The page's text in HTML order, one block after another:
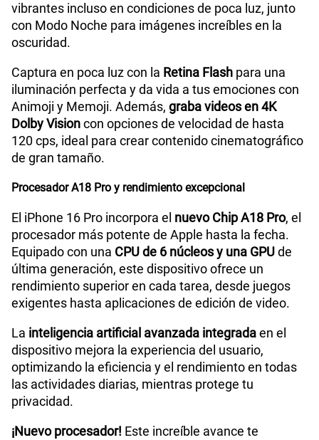
vibrantes incluso en condiciones de poca luz, junto
con Modo Noche para imágenes increíbles en la
oscuridad.
Captura en poca luz con la Retina Flash para una
iluminación perfecta y da vida a tus emociones con
Animoji y Memoji. Además, graba videos en 4K
Dolby Visioncon opciones de velocidad de hasta
120 cps, ideal para crear contenido cinematográfico
de gran tamaño.
Procesador A18 Pro y rendimiento excepcional
El iPhone 16 Pro incorpora el nuevo Chip A18 Pro, el
procesador más potente de Apple hasta la fecha.
Equipado con una CPU de 6 núcleos y una GPUde
última generación, este dispositivo ofrece un
rendimiento superior en cada tarea, desde juegos
exigentes hasta aplicaciones de edición de video.
La inteligencia artificial avanzada integradaen el
dispositivo mejora la experiencia del usuario,
optimizando la eficiencia y el rendimiento en todas
las actividades diarias, mientras protege tu
privacidad.
¡Nuevo procesador! Este increíble avance te